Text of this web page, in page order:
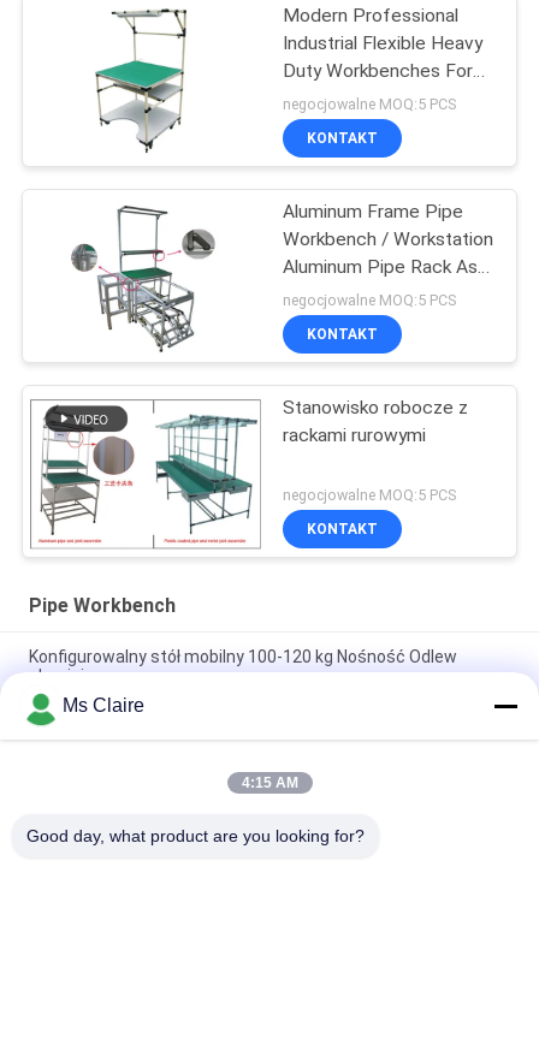
Modern Professional
Industrial Flexible Heavy
Duty Workbenches For
Packing Table
negocjowalne MOQ:5 PCS
KONTAKT
Aluminum Frame Pipe
Workbench / Workstation
Aluminum Pipe Rack As
Display Table
negocjowalne MOQ:5 PCS
KONTAKT
Stanowisko robocze z
rackami rurowymi
negocjowalne MOQ:5 PCS
KONTAKT
Pipe Workbench
Konfigurowalny stół mobilny 100-120 kg Nośność Odlew
aluminiowy
Aluminiowy stół warsztatowy z rur PE ze stali nierdzewnej,
dostosowany do linii produkcyjnej / warsztatu
Gorąca sprzedaż linii produkcyjnej stołu warsztatowego do
Ms Claire
4:15 AM
Good day, what product are you looking for?